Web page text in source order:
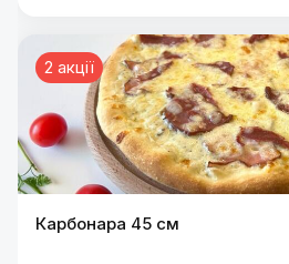
2 акції
Карбонара 45 см